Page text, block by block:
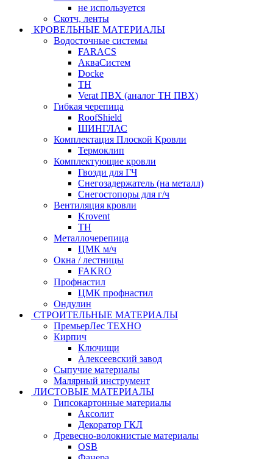
не используется
Скотч, ленты
КРОВЕЛЬНЫЕ МАТЕРИАЛЫ
Водосточные системы
FARACS
АкваСистем
Docke
ТН
Verat ПВХ (аналог ТН ПВХ)
Гибкая черепица
RoofShield
ШИНГЛАС
Комплектация Плоской Кровли
Термоклип
Комплектующие кровли
Гвозди для ГЧ
Снегозадержатель (на металл)
Снегостопоры для г/ч
Вентиляция кровли
Krovent
ТН
Металлочерепица
ЦМК м/ч
Окна / лестницы
FAKRO
Профнастил
ЦМК профнастил
Ондулин
СТРОИТЕЛЬНЫЕ МАТЕРИАЛЫ
ПремьерЛес ТЕХНО
Кирпич
Ключищи
Алексеевский завод
Сыпучие материалы
Малярный инструмент
ЛИСТОВЫЕ МАТЕРИАЛЫ
Гипсокартонные материалы
Аксолит
Декоратор ГКЛ
Древесно-волокнистые материалы
OSB